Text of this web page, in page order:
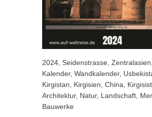
2024, Seidenstrasse, Zentralasien,
Kalender, Wandkalender,
Kirgistan, Kirgisien, China,
Architektur, Natur, Landschaft,
Bauwerke